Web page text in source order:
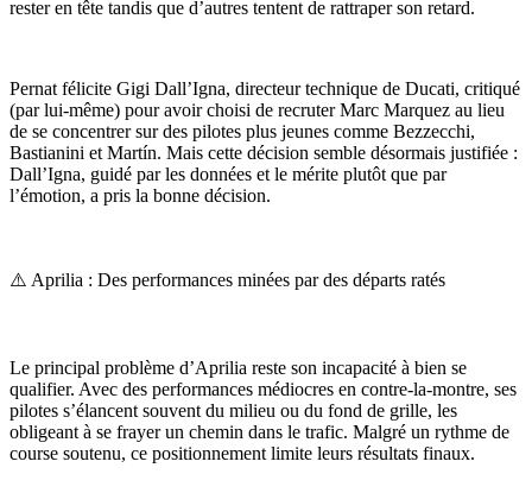
rester en tête tandis que d’autres tentent de rattraper son retard.
Pernat félicite Gigi Dall’Igna, directeur technique de Ducati, critiqué
(par lui-même) pour avoir choisi de recruter Marc Marquez au lieu
de se concentrer sur des pilotes plus jeunes comme Bezzecchi,
Bastianini et Martín. Mais cette décision semble désormais justifiée :
Dall’Igna, guidé par les données et le mérite plutôt que par
l’émotion, a pris la bonne décision.
⚠️ Aprilia : Des performances minées par des départs ratés
Le principal problème d’Aprilia reste son incapacité à bien se
qualifier. Avec des performances médiocres en contre-la-montre, ses
pilotes s’élancent souvent du milieu ou du fond de grille, les
obligeant à se frayer un chemin dans le trafic. Malgré un rythme de
course soutenu, ce positionnement limite leurs résultats finaux.